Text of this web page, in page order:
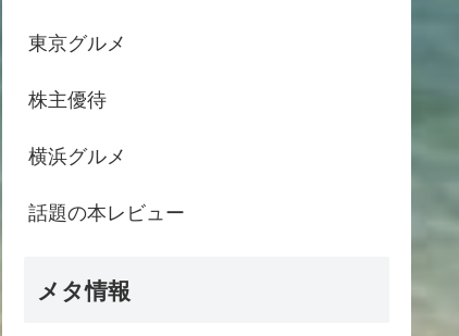
東京グルメ
株主優待
横浜グルメ
話題の本レビュー
メタ情報